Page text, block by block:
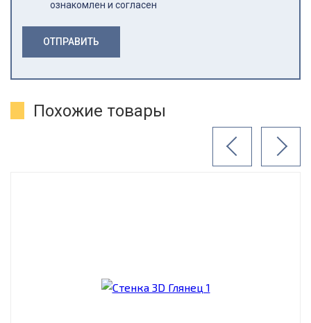
ознакомлен и согласен
ОТПРАВИТЬ
Похожие товары